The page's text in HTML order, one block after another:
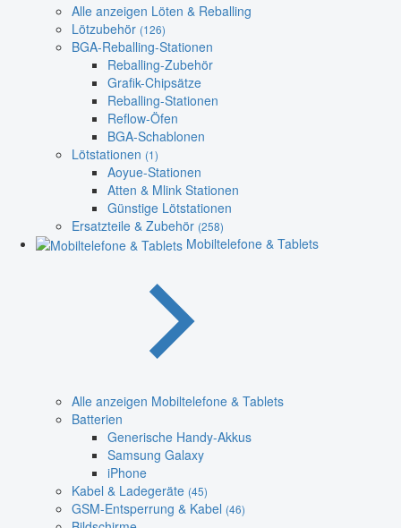
Alle anzeigen Löten & Reballing
Lötzubehör (126)
BGA-Reballing-Stationen
Reballing-Zubehör
Grafik-Chipsätze
Reballing-Stationen
Reflow-Öfen
BGA-Schablonen
Lötstationen (1)
Aoyue-Stationen
Atten & Mlink Stationen
Günstige Lötstationen
Ersatzteile & Zubehör (258)
Mobiltelefone & Tablets
Alle anzeigen Mobiltelefone & Tablets
Batterien
Generische Handy-Akkus
Samsung Galaxy
iPhone
Kabel & Ladegeräte (45)
GSM-Entsperrung & Kabel (46)